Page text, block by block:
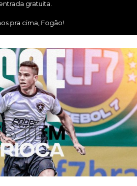
gratuita.
pra cima, Fogão!